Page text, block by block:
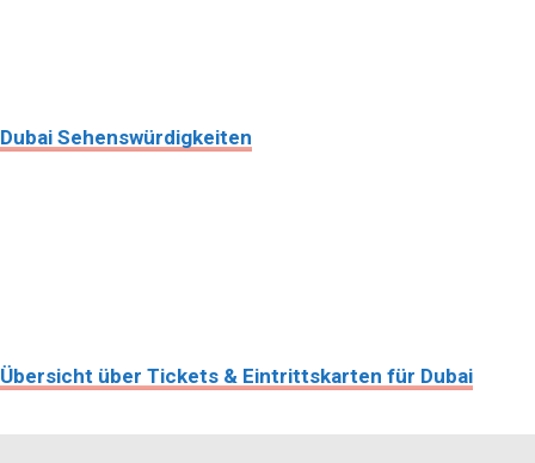
Dubai Sehenswürdigkeiten
Übersicht über Tickets & Eintrittskarten für Dubai